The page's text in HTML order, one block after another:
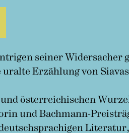
seiner Widersacher
Erzählung von
österreichischen
und Bachmann-